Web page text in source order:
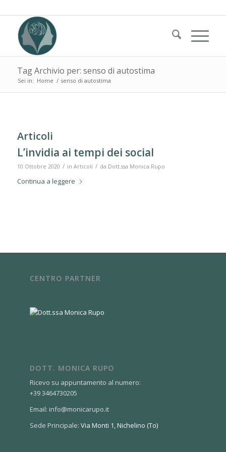
Tag Archivio per: senso di autostima
Sei in: Home / senso di autostima
Articoli
L’invidia ai tempi dei social
10 Ottobre 2020 / in Articoli / da Dott.ssa Monica Rupo
Continua a leggere
CENTRO PARTNER
DOTT. MONICA RUPO
Ricevo su appuntamento al numero:
+39 3464730205
Email: info@monicarupo.it
Sede Principale:Via Monti 1, Nichelino (To)